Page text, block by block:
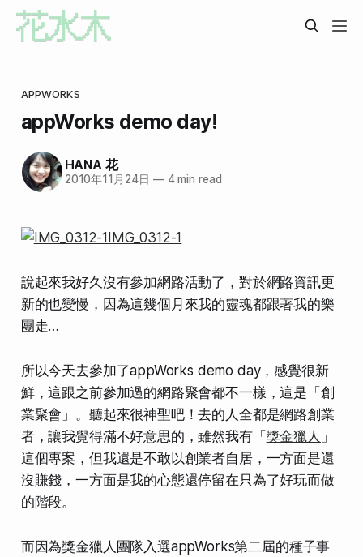
APPWORKS
appWorks demo day!
HANA 花
2010年11月24日 —4 min read
說起來我好久沒有參加網路活動了，對於網路資訊更
新的也變慢，因為這幾個月來我的靈魂都跟著我的樂
團走…
所以今天去參加了appWorks demo day，感覺很新
鮮，這跟之前參加過的網路聚會都不一樣，這是「創
業聚會」。聽起來很神聖吧！去的人全都是網路創業
者，讓我覺得滿不好意思的，雖然我有「獎金獵人 」
這個專案，但我還是不敢以創業者自居，一方面是還
沒賺錢，一方面是我的心態還停留在只為了好玩而做
的階段。
而因為獎金獵人團隊入選appWorks第二屆的種子事